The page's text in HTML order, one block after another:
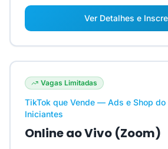
Ver Detalhes e
Vagas Limitadas
TikTok que Vende — Ads e Shop do
Iniciantes
Online ao Vivo (Zoom)